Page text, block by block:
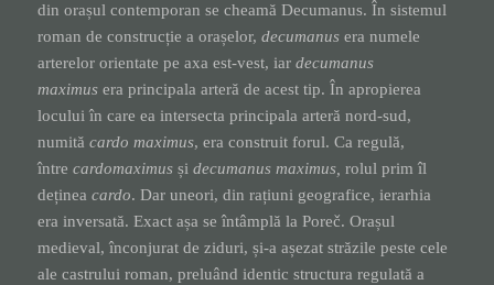
din orașul contemporan se cheamă Decumanus. În sistemul
roman de construcție a orașelor,decumanus era numele
arterelor orientate pe axa est-vest, iardecumanus
maximusera principala arteră de acest tip. În apropierea
locului în care ea intersecta principala arteră nord-sud,
numităcardo maximus, era construit forul. Ca regulă,
întrecardomaximusșidecumanus maximus, rolul prim îl
dețineacardo. Dar uneori, din rațiuni geografice, ierarhia
era inversată. Exact așa se întâmplă la Poreč. Orașul
medieval, înconjurat de ziduri, și-a așezat străzile peste cele
ale castrului roman, preluând identic structura regulată a